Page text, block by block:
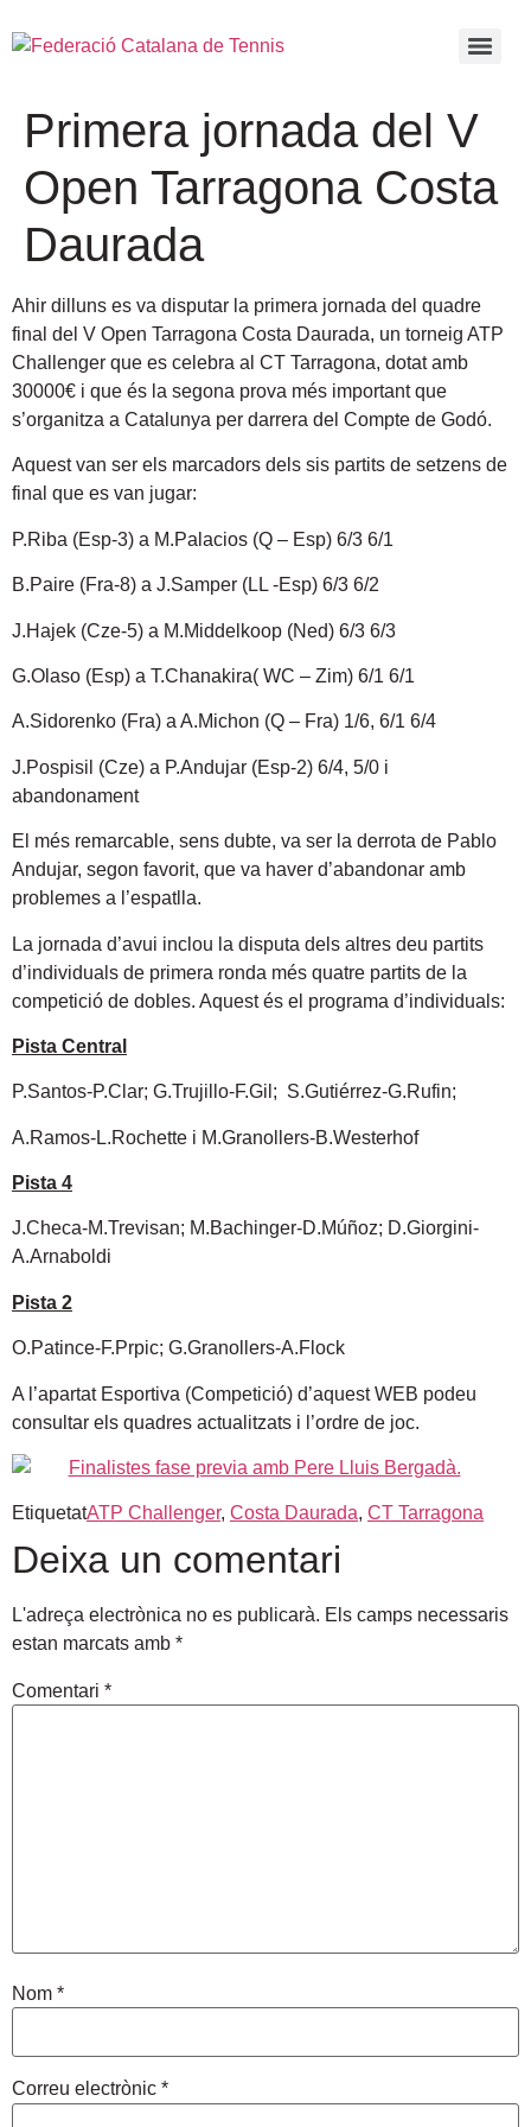
Primera jornada del V
Open Tarragona Costa
Daurada
Ahir dilluns es va disputar la primera jornada del quadre
final del V Open Tarragona Costa Daurada, un torneig ATP
Challenger que es celebra al CT Tarragona, dotat amb
30000€ i que és la segona prova més important que
s’organitza a Catalunya per darrera del Compte de Godó.
Aquest van ser els marcadors dels sis partits de setzens de
final que es van jugar:
P.Riba (Esp-3) a M.Palacios (Q – Esp) 6/3 6/1
B.Paire (Fra-8) a J.Samper (LL -Esp) 6/3 6/2
J.Hajek (Cze-5) a M.Middelkoop (Ned) 6/3 6/3
G.Olaso (Esp) a T.Chanakira( WC – Zim) 6/1 6/1
A.Sidorenko (Fra) a A.Michon (Q – Fra) 1/6, 6/1 6/4
J.Pospisil (Cze) a P.Andujar (Esp-2) 6/4, 5/0 i
abandonament
El més remarcable, sens dubte, va ser la derrota de Pablo
Andujar, segon favorit, que va haver d’abandonar amb
problemes a l’espatlla.
La jornada d’avui inclou la disputa dels altres deu partits
d’individuals de primera ronda més quatre partits de la
competició de dobles. Aquest és el programa d’individuals:
Pista Central
P.Santos-P.Clar; G.Trujillo-F.Gil; S.Gutiérrez-G.Rufin;
A.Ramos-L.Rochette i M.Granollers-B.Westerhof
Pista 4
J.Checa-M.Trevisan; M.Bachinger-D.Múñoz; D.Giorgini-
A.Arnaboldi
Pista 2
O.Patince-F.Prpic; G.Granollers-A.Flock
A l’apartat Esportiva (Competició) d’aquest WEB podeu
consultar els quadres actualitzats i l’ordre de joc.
EtiquetatATP Challenger, Costa Daurada, CT Tarragona
Deixa un comentari
L'adreça electrònica no es publicarà. Els camps necessaris
estan marcats amb *
Comentari *
Nom *
Correu electrònic *